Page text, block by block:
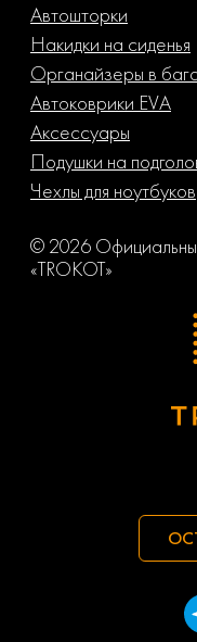
Автошторки
Накидки на сиденья
Органайзеры в
Автоковрики EVA
Аксессуары
Подушки на
Чехлы для ноутбуков
© 2026
«TROKOT»